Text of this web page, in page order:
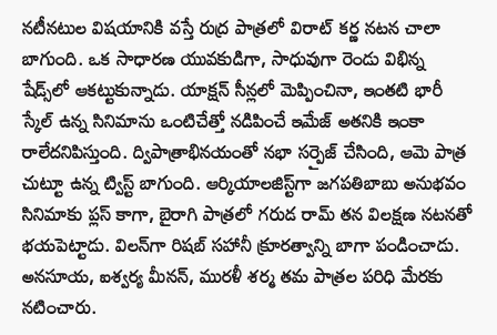
నటీనటుల విషయానికి వస్తే రుద్ర పాత్రలో విరాట్ కర్ణ నటన చాలా
బాగుంది. ఒక సాధారణ యువకుడిగా, సాధువుగా రెండు విభిన్న
షేడ్స్‌లో ఆకట్టుకున్నాడు. యాక్షన్ సీన్లలో మెప్పించినా, ఇంతటి భారీ
స్కేల్ ఉన్న సినిమాను ఒంటిచేత్తో నడిపించే ఇమేజ్ అతనికి ఇంకా
రాలేదనిపిస్తుంది. ద్విపాత్రాభినయంతో నభా సర్ప్రైజ్ చేసింది, ఆమె పాత్ర
చుట్టూ ఉన్న ట్విస్ట్ బాగుంది. ఆర్కియాలజిస్ట్‌గా జగపతిబాబు అనుభవం
సినిమాకు ప్లస్ కాగా, బైరాగి పాత్రలో గరుడ రామ్ తన విలక్షణ నటనతో
భయపెట్టాడు. విలన్‌గా రిషబ్ సహానీ క్రూరత్వాన్ని బాగా పండించాడు.
అనసూయ, ఐశ్వర్య మీనన్, మురళీ శర్మ తమ పాత్రల పరిధి మేరకు
నటించారు.